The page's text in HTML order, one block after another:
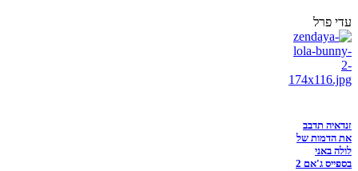
עדי פרל
זנדאיה תדבב
את הדמות של
לולה באני
בספייס ג'אם 2